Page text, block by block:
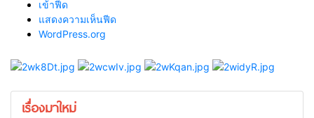
เข้าฟีด
แสดงความเห็นฟีด
WordPress.org
เรื่องมาใหม่